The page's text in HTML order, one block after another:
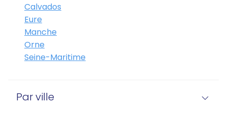
Calvados
Eure
Manche
Orne
Seine-Maritime
Par ville